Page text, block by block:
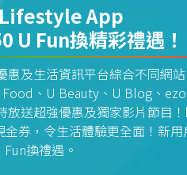
App
U Fun換精彩禮遇！
惠及生活資訊平台綜合不同網
、U Beauty、U Blog、
放送超強優惠及獨家影片節目
金券，令生活體驗更全面！新
換禮遇。